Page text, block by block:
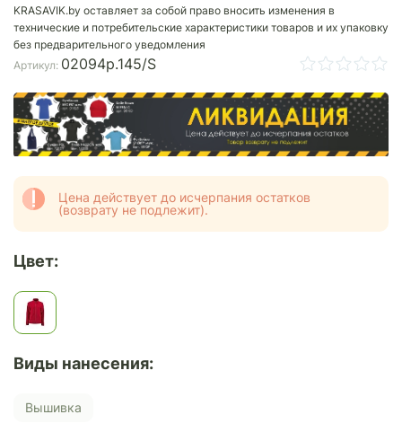
KRASAVIK.by оставляет за собой право вносить изменения в
технические и потребительские характеристики товаров и их упаковку
без предварительного уведомления
Артикул: 02094p.145/S
Цена действует до исчерпания остатков
(возврату не подлежит).
Цвет:
Виды нанесения:
Вышивка